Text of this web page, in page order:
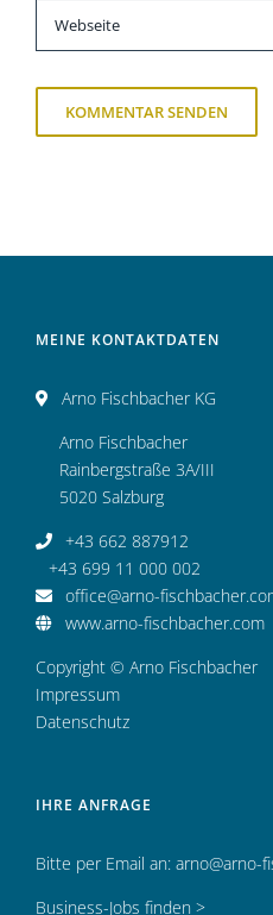
MEINE KONTAKTDATEN
Arno Fischbacher KG
Arno Fischbacher
Rainbergstraße 3A/III
5020 Salzburg
+43 662 887912
+43 699 11 000 002
office@arno-
www.arno-fischbacher.com
Copyright © Arno Fischbacher
Impressum
Datenschutz
IHRE ANFRAGE
Bitte per Email an: arno@arno-
Business-Jobs finden >